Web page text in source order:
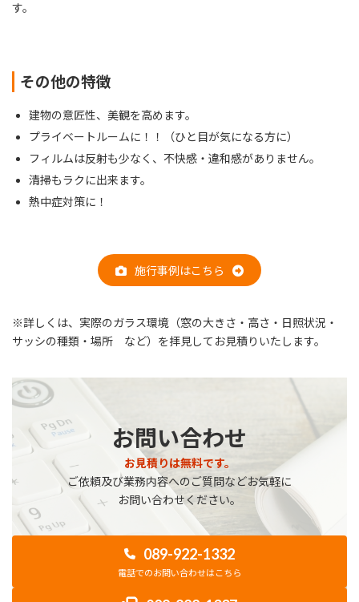
す。
その他の特徴
建物の意匠性、美観を高めます。
プライベートルームに！！（ひと目が気になる方に）
フィルムは反射も少なく、不快感・違和感がありません。
清掃もラクに出来ます。
熱中症対策に！
施行事例はこちら
※詳しくは、実際のガラス環境（窓の大きさ・高さ・日照状況・
サッシの種類・場所 など）を拝見してお見積りいたします。
お問い合わせ
お見積りは無料です。
ご依頼及び業務内容へのご質問などお気軽に
お問い合わせください。
089-922-1332
電話でのお問い合わせはこちら